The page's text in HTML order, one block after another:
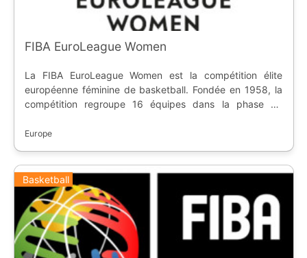
FIBA EuroLeague Women
La FIBA EuroLeague Women est la compétition élite
européenne féminine de basketball. Fondée en 1958, la
compétition regroupe 16 équipes dans la phase de
Europe
Basketball